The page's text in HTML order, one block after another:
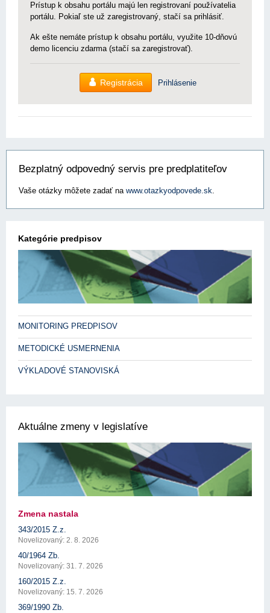
Prístup k obsahu portálu majú len registrovaní používatelia
portálu. Pokiaľ ste už zaregistrovaný, stačí sa prihlásiť.
Ak ešte nemáte prístup k obsahu portálu, využite 10-dňovú
demo licenciu zdarma (stačí sa zaregistrovať).
Registrácia Prihlásenie
Bezplatný odpovedný servis pre predplatiteľov
Vaše otázky môžete zadať na www.otazkyodpovede.sk.
Kategórie predpisov
MONITORING PREDPISOV
METODICKÉ USMERNENIA
VÝKLADOVÉ STANOVISKÁ
Aktuálne zmeny v legislatíve
Zmena nastala
343/2015 Z.z.
Novelizovaný: 2. 8. 2026
40/1964 Zb.
Novelizovaný: 31. 7. 2026
160/2015 Z.z.
Novelizovaný: 15. 7. 2026
369/1990 Zb.